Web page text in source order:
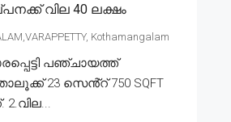
വില 40 ലക്ഷം
Kothamangalam
പഞ്ചായത്ത്
23 സെൻ്റ് 750 SQFT
2.വില...